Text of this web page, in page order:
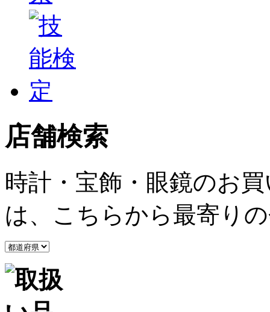
店舗検索
時計・宝飾・眼鏡のお
は、こちらから最寄り